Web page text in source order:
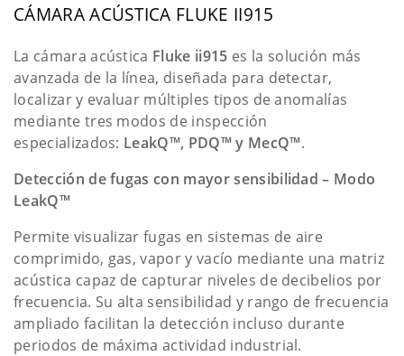
CÁMARA ACÚSTICA FLUKE II915
La cámara acústica Fluke ii915 es la solución más
avanzada de la línea, diseñada para detectar,
localizar y evaluar múltiples tipos de anomalías
mediante tres modos de inspección
especializados: LeakQ™, PDQ™ y MecQ™.
Detección de fugas con mayor sensibilidad – Modo
LeakQ™
Permite visualizar fugas en sistemas de aire
comprimido, gas, vapor y vacío mediante una matriz
acústica capaz de capturar niveles de decibelios por
frecuencia. Su alta sensibilidad y rango de frecuencia
ampliado facilitan la detección incluso durante
periodos de máxima actividad industrial.